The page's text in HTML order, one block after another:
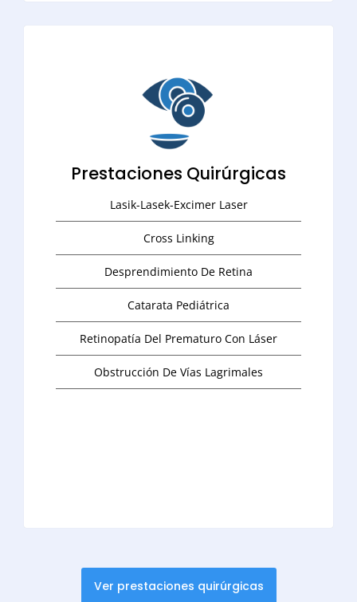
Prestaciones Quirúrgicas
Lasik-Lasek-Excimer Laser
Cross Linking
Desprendimiento De Retina
Catarata Pediátrica
Retinopatía Del Prematuro Con Láser
Obstrucción De Vías Lagrimales
Ver prestaciones quirúrgicas